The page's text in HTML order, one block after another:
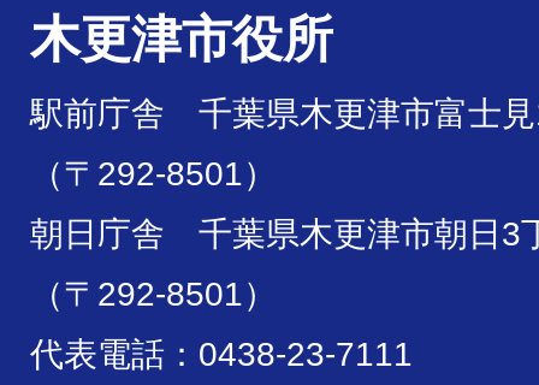
木更津市役所
駅前庁舎 千葉県木更津市富士
（〒292-8501）
朝日庁舎 千葉県木更津市朝日3
（〒292-8501）
代表電話：0438-23-7111